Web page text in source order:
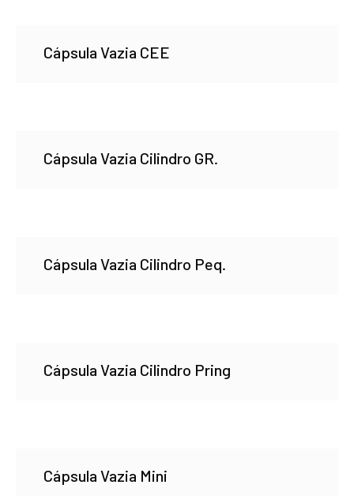
Cápsula Vazia CEE
Cápsula Vazia Cilindro GR.
Cápsula Vazia Cilindro Peq.
Cápsula Vazia Cilindro Pring
Cápsula Vazia Mini